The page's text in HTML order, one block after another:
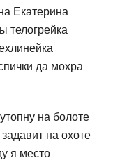
Екатерина
телогрейка
да мохра
на болоте
на охоте
я место